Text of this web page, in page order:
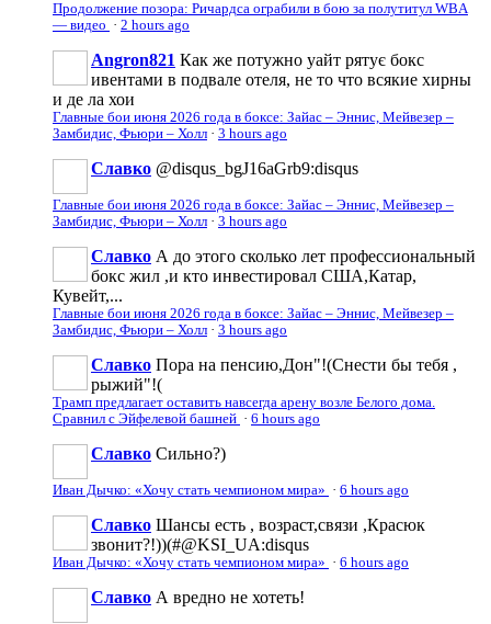
Продолжение позора: Ричардса ограбили в бою за полутитул WBA
— видео · 2 hours ago
Angron821 Как же потужно уайт рятує бокс
ивентами в подвале отеля, не то что всякие хирны
и де ла хои
Главные бои июня 2026 года в боксе: Зайас – Эннис, Мейвезер –
Замбидис, Фьюри – Холл · 3 hours ago
Славко @disqus_bgJ16aGrb9:disqus
Главные бои июня 2026 года в боксе: Зайас – Эннис, Мейвезер –
Замбидис, Фьюри – Холл · 3 hours ago
Славко А до этого сколько лет профессиональный
бокс жил ,и кто инвестировал США,Катар,
Кувейт,...
Главные бои июня 2026 года в боксе: Зайас – Эннис, Мейвезер –
Замбидис, Фьюри – Холл · 3 hours ago
Славко Пора на пенсию,Дон"!(Снести бы тебя ,
рыжий"!(
Трамп предлагает оставить навсегда арену возле Белого дома.
Сравнил с Эйфелевой башней · 6 hours ago
Славко Сильно?)
Иван Дычко: «Хочу стать чемпионом мира» · 6 hours ago
Славко Шансы есть , возраст,связи ,Красюк
звонит?!))(#@KSI_UA:disqus
Иван Дычко: «Хочу стать чемпионом мира» · 6 hours ago
Славко А вредно не хотеть!